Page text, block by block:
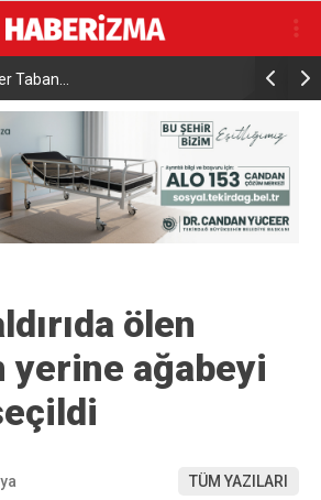
Taban… Çalışma
ölen
yerine ağabeyi
TÜM YAZILARI